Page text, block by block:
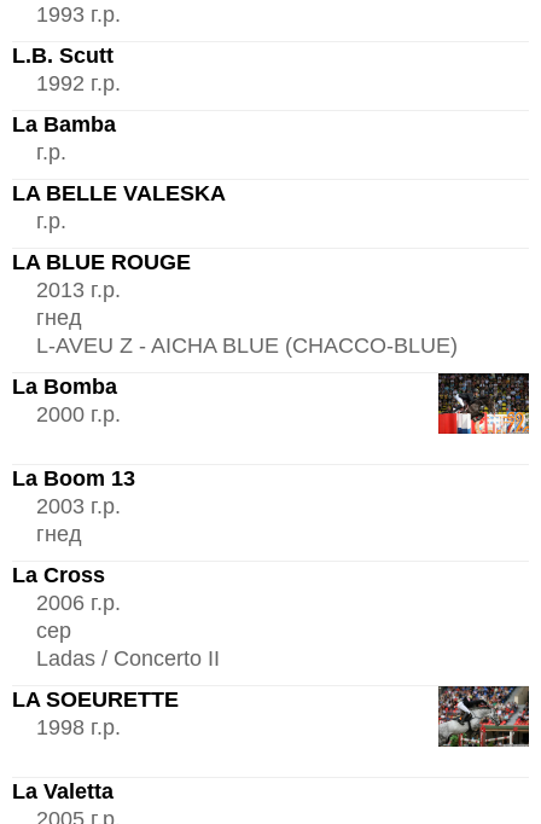
1993 г.р.
L.B. Scutt
1992 г.р.
La Bamba
г.р.
LA BELLE VALESKA
г.р.
LA BLUE ROUGE
2013 г.р.
гнед
L-AVEU Z - AICHA BLUE (CHACCO-BLUE)
La Bomba
2000 г.р.
La Boom 13
2003 г.р.
гнед
La Cross
2006 г.р.
сер
Ladas / Concerto II
LA SOEURETTE
1998 г.р.
La Valetta
2005 г.р.